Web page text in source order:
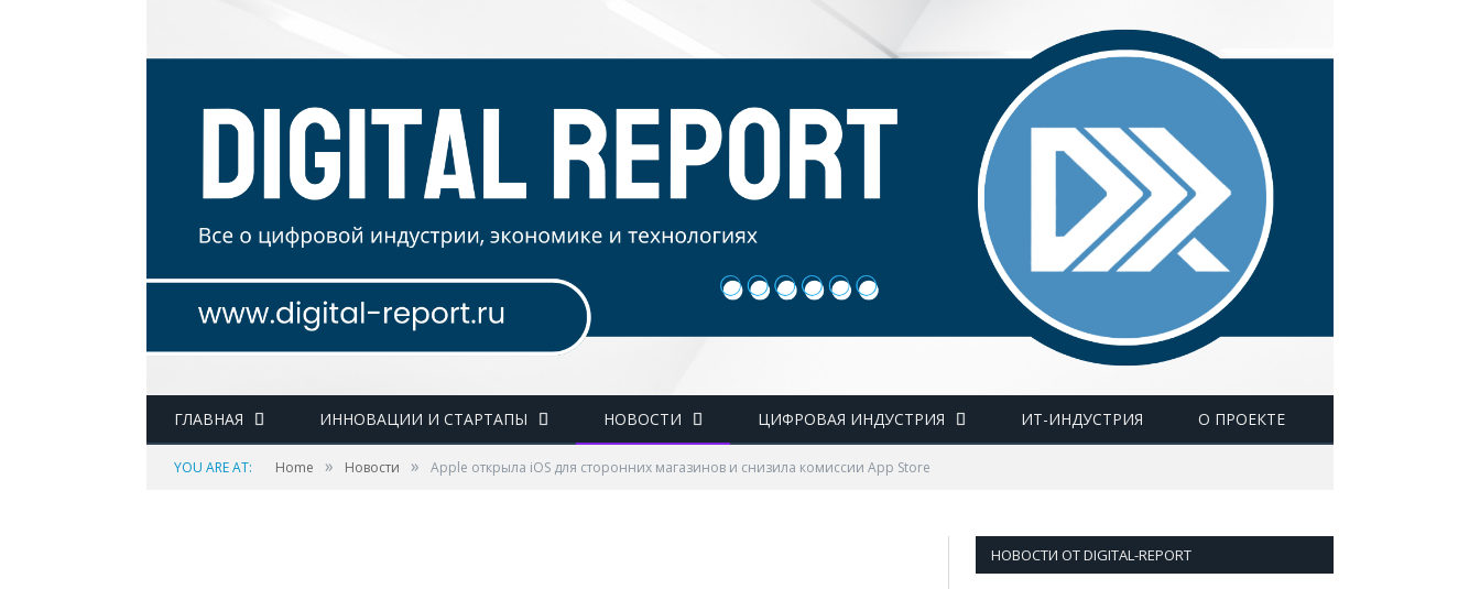
ГЛАВНАЯ ИННОВАЦИИ И СТАРТАПЫ НОВОСТИ ЦИФРОВАЯ ИНДУСТРИЯ ИТ-ИНДУСТРИЯ О ПРОЕКТЕ
YOU ARE AT: Home » Новости » Apple открыла iOS для сторонних магазинов и снизила комиссии App Store
НОВОСТИ ОТ DIGITAL-REPORT